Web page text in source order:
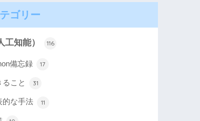
ゴリー
工知能） 116
備忘録 17
ること 31
的な手法 11